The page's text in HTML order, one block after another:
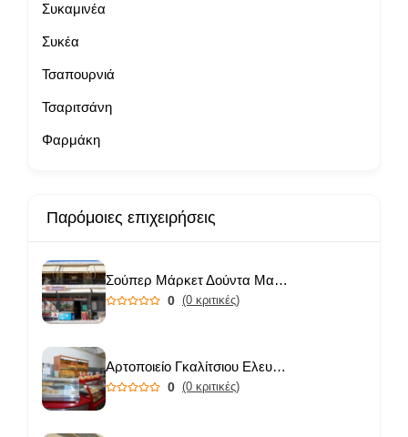
Συκαμινέα
Συκέα
Τσαπουρνιά
Τσαριτσάνη
Φαρμάκη
Παρόμοιες επιχειρήσεις
Σούπερ Μάρκετ Δούντα Μαριάνθη
0 (0 κριτικές)
Αρτοποιείο Γκαλίτσιου Ελευθερία
0 (0 κριτικές)